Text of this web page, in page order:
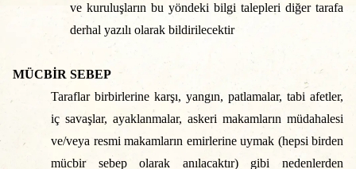
ve kuruluşların bu yöndeki bilgi talepleri diğer tarafa
derhal yazılı olarak bildirilecektir
MÜCBİR SEBEP
Taraflar birbirlerine karşı, yangın, patlamalar, tabi afetler,
iç savaşlar, ayaklanmalar, askeri makamların müdahalesi
ve/veya resmi makamların emirlerine uymak (hepsi birden
mücbir sebep olarak anılacaktır) gibi nedenlerden